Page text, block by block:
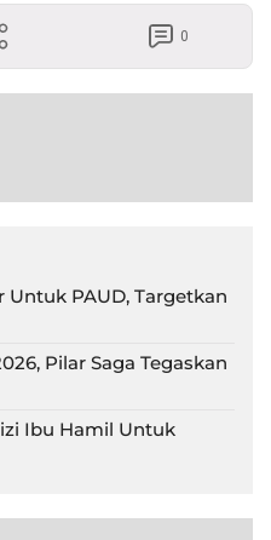
0
PAUD, Targetkan
Pilar Saga Tegaskan
Ibu Hamil Untuk